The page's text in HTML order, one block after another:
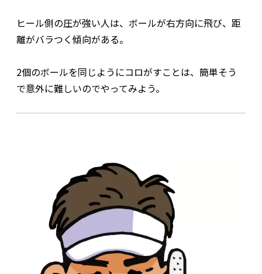
ヒール側の圧が強い人は、ボールが右方向に飛び、距
離がバラつく傾向がある。
2個のボールを同じようにコロがすことは、簡単そう
で意外に難しいのでやってみよう。